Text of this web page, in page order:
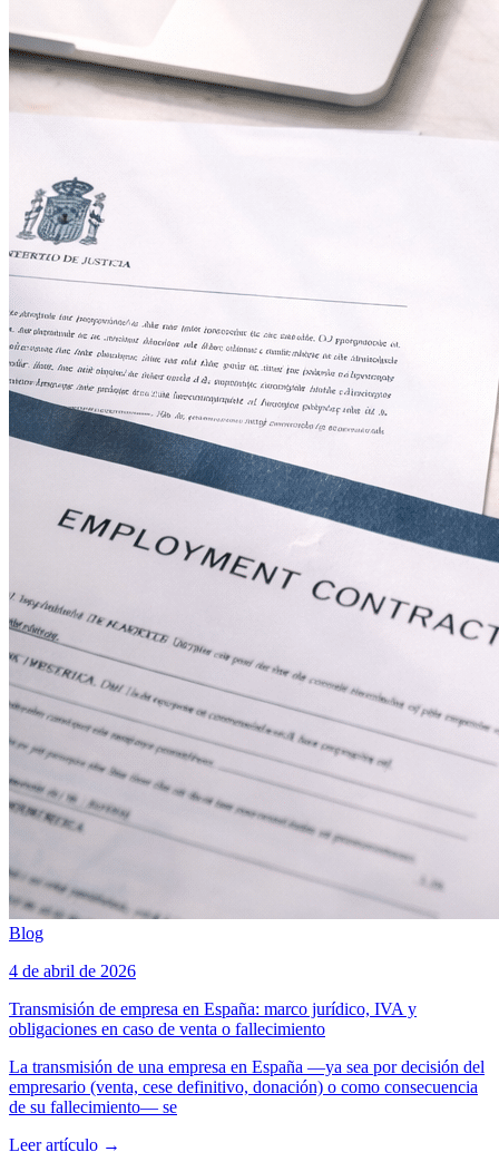
Blog
4 de abril de 2026
Transmisión de empresa en España: marco jurídico, IVA y
obligaciones en caso de venta o fallecimiento
La transmisión de una empresa en España —ya sea por decisión del
empresario (venta, cese definitivo, donación) o como consecuencia
de su fallecimiento— se
Leer artículo →